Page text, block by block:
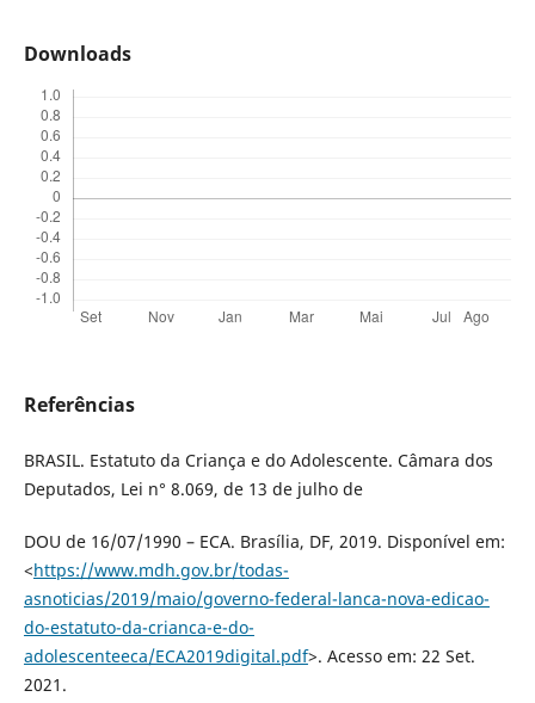
Downloads
Referências
BRASIL. Estatuto da Criança e do Adolescente. Câmara dos
Deputados, Lei n° 8.069, de 13 de julho de
DOU de 16/07/1990 – ECA. Brasília, DF, 2019. Disponível em:
<https://www.mdh.gov.br/todas-
asnoticias/2019/maio/governo-federal-lanca-nova-edicao-
do-estatuto-da-crianca-e-do-
adolescenteeca/ECA2019digital.pdf>. Acesso em: 22 Set.
2021.